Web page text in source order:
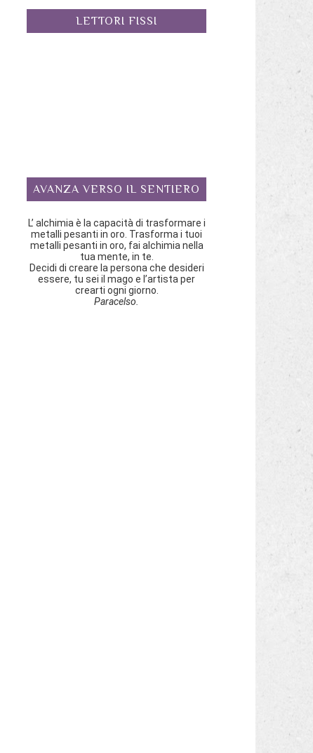
LETTORI FISSI
AVANZA VERSO IL SENTIERO
L’ alchimia è la capacità di trasformare i
metalli pesanti in oro. Trasforma i tuoi
metalli pesanti in oro, fai alchimia nella
tua mente, in te.
Decidi di creare la persona che desideri
essere, tu sei il mago e l’artista per
crearti ogni giorno.
Paracelso.